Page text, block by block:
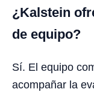
¿Kalstein
de equipo?
Sí. El equipo
acompañar la